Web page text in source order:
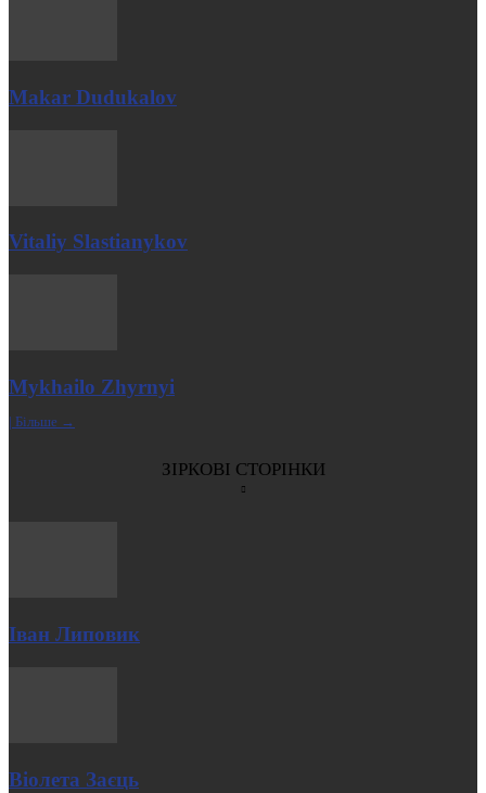
Makar Dudukalov
Vitaliy Slastianykov
Mykhailo Zhyrnyi
| Більше →
ЗІРКОВІ СТОРІНКИ
Іван Липовик
Віолета Заєць